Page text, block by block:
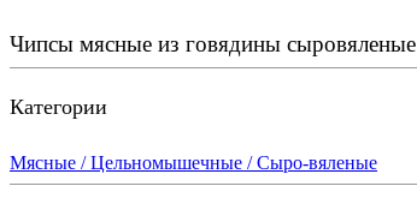
Чипсы мясные из говядины сыровяленые
Категории
Мясные / Цельномышечные / Сыро-вяленые